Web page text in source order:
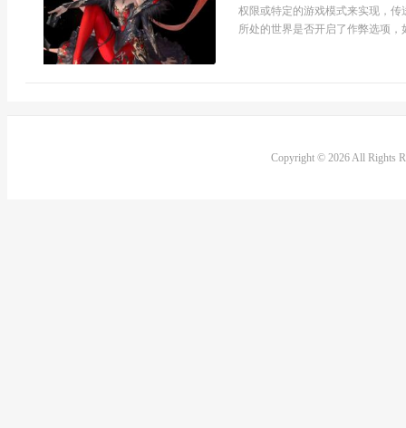
权限或特定的游戏模式来实现，
所处的世界是否开启了作弊选项
Copyright © 2026 All Rights